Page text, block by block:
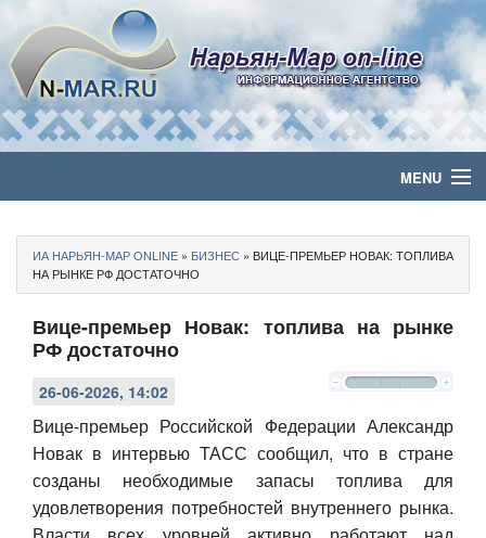
MENU
Политика
Бизнес
Культура
Медиа
Авто
ИА НАРЬЯН-МАР ONLINE » БИЗНЕС » ВИЦЕ-ПРЕМЬЕР НОВАК: ТОПЛИВА
НА РЫНКЕ РФ ДОСТАТОЧНО
Вице-премьер Новак: топлива на рынке
РФ достаточно
26-06-2026, 14:02
Вице-премьер Российской Федерации Александр
Новак в интервью ТАСС сообщил, что в стране
созданы необходимые запасы топлива для
удовлетворения потребностей внутреннего рынка.